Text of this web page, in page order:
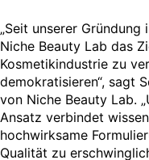
„Seit unserer
Niche Beauty Lab das
Kosmetikindustrie zu
demokratisieren“, sagt
von Niche Beauty Lab.
Ansatz verbindet
hochwirksame
Qualität zu